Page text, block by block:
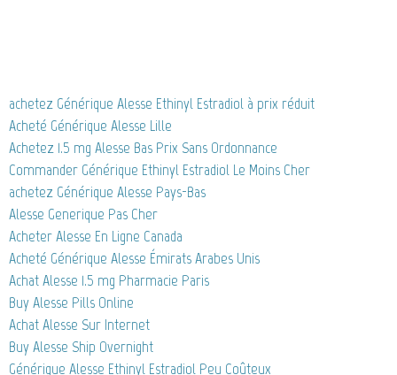
achetez Générique Alesse Ethinyl Estradiol à prix réduit
Acheté Générique Alesse Lille
Achetez 1.5 mg Alesse Bas Prix Sans Ordonnance
Commander Générique Ethinyl Estradiol Le Moins Cher
achetez Générique Alesse Pays-Bas
Alesse Generique Pas Cher
Acheter Alesse En Ligne Canada
Acheté Générique Alesse Émirats Arabes Unis
Achat Alesse 1.5 mg Pharmacie Paris
Buy Alesse Pills Online
Achat Alesse Sur Internet
Buy Alesse Ship Overnight
Générique Alesse Ethinyl Estradiol Peu Coûteux